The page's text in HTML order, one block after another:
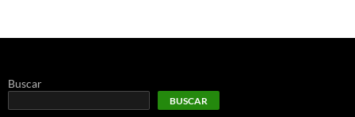
Buscar
BUSCAR